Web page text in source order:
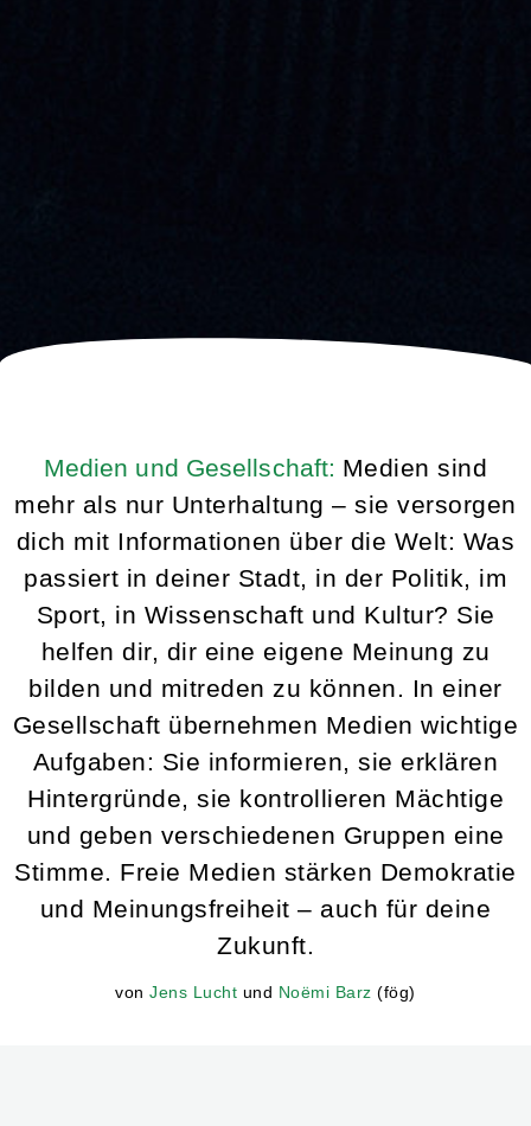
Medien und Gesellschaft: Medien sind
mehr als nur Unterhaltung – sie versorgen
dich mit Informationen über die Welt: Was
passiert in deiner Stadt, in der Politik, im
Sport, in Wissenschaft und Kultur? Sie
helfen dir, dir eine eigene Meinung zu
bilden und mitreden zu können. In einer
Gesellschaft übernehmen Medien wichtige
Aufgaben: Sie informieren, sie erklären
Hintergründe, sie kontrollieren Mächtige
und geben verschiedenen Gruppen eine
Stimme. Freie Medien stärken Demokratie
und Meinungsfreiheit – auch für deine
Zukunft.
vonJens Lucht und Noëmi Barz (fög)